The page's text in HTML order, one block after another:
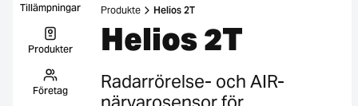
Tillämpningar
Produkter
Företag
Produkte Helios 2T
Helios 2T
Radarrörelse- och AIR-